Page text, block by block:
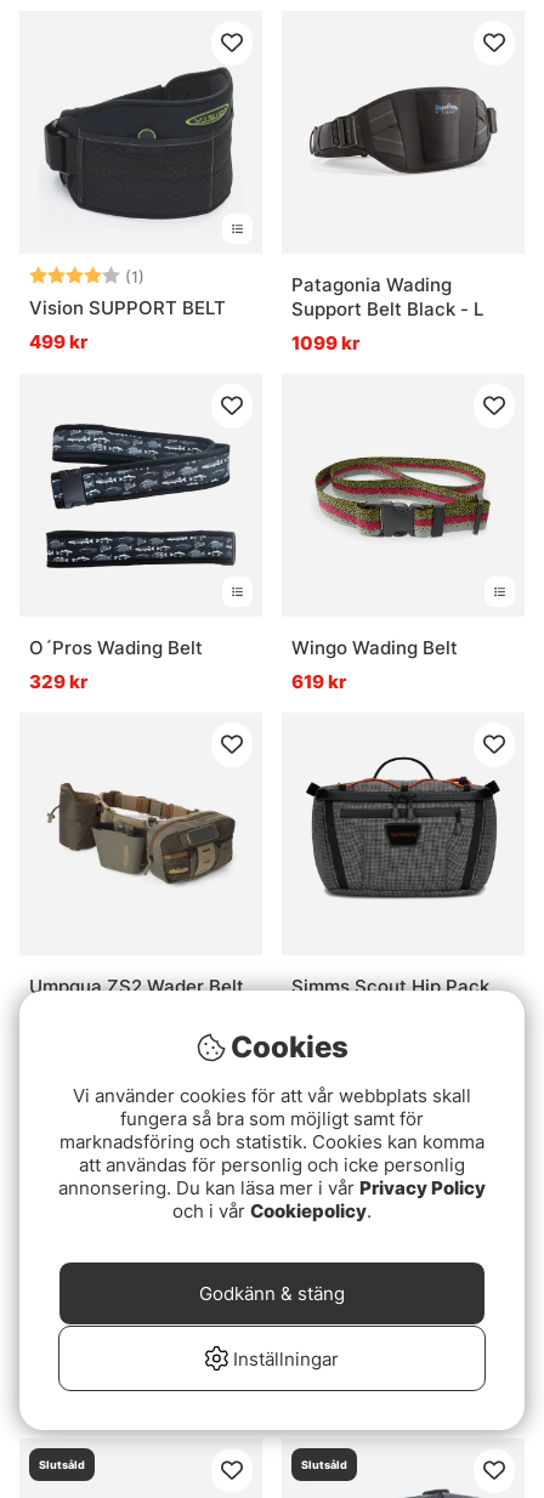
Betyg: (1)
4.0 utav 5 stjärnor
Vision SUPPORT BELT
499 kr
Patagonia Wading
Support Belt Black - L
1099 kr
O´Pros Wading Belt
329 kr
Wingo Wading Belt
619 kr
Umpqua ZS2 Wader Belt
Simms Scout Hip Pack
1499 kr
Umpqua ZS2 Wader Belt
w/Net Holder - Olive
Umpqua ZS2 Net Quiver
Slutsåld Slutsåld
Cookies
Vi använder cookies för att vår webbplats skall
fungera så bra som möjligt samt för
marknadsföring och statistik. Cookies kan komma
att användas för personlig och icke personlig
annonsering. Du kan läsa mer i vår Privacy Policy
och i vår Cookiepolicy.
Inställningar
Godkänn & stäng